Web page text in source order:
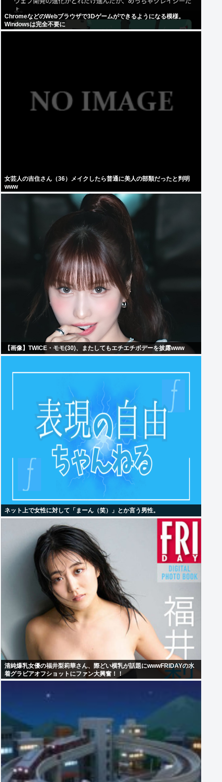
ChromeなどのWebブラウザで3Dゲームができるようになる模様。
Windowsは完全不要に
女芸人の吉住さん（36）メイクしたら普通に美人の部類だったと判明
www
【画像】TWICE・モモ(30)、またしてもエチエチボデーを披露www
ネット上で女性に対して「まーん（笑）」とか言う男性。
清純爆乳女優の福井梨莉華さん、際どい横乳が話題にwwwFRIDAYの水
着グラビアオフショットにファン大興奮！！